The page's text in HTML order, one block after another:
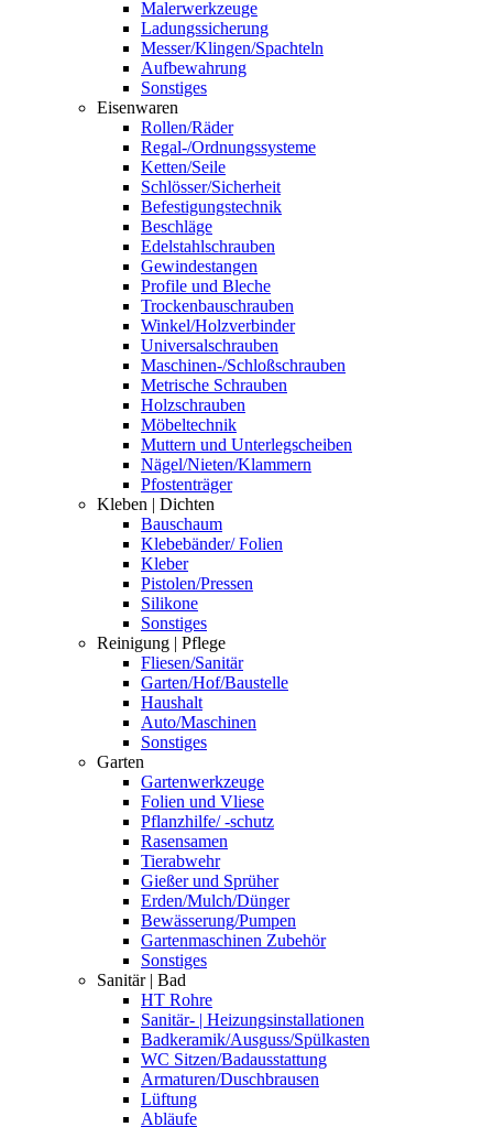
Malerwerkzeuge
Ladungssicherung
Messer/Klingen/Spachteln
Aufbewahrung
Sonstiges
Eisenwaren
Rollen/Räder
Regal-/Ordnungssysteme
Ketten/Seile
Schlösser/Sicherheit
Befestigungstechnik
Beschläge
Edelstahlschrauben
Gewindestangen
Profile und Bleche
Trockenbauschrauben
Winkel/Holzverbinder
Universalschrauben
Maschinen-/Schloßschrauben
Metrische Schrauben
Holzschrauben
Möbeltechnik
Muttern und Unterlegscheiben
Nägel/Nieten/Klammern
Pfostenträger
Kleben | Dichten
Bauschaum
Klebebänder/ Folien
Kleber
Pistolen/Pressen
Silikone
Sonstiges
Reinigung | Pflege
Fliesen/Sanitär
Garten/Hof/Baustelle
Haushalt
Auto/Maschinen
Sonstiges
Garten
Gartenwerkzeuge
Folien und Vliese
Pflanzhilfe/ -schutz
Rasensamen
Tierabwehr
Gießer und Sprüher
Erden/Mulch/Dünger
Bewässerung/Pumpen
Gartenmaschinen Zubehör
Sonstiges
Sanitär | Bad
HT Rohre
Sanitär- | Heizungsinstallationen
Badkeramik/Ausguss/Spülkasten
WC Sitzen/Badausstattung
Armaturen/Duschbrausen
Lüftung
Abläufe